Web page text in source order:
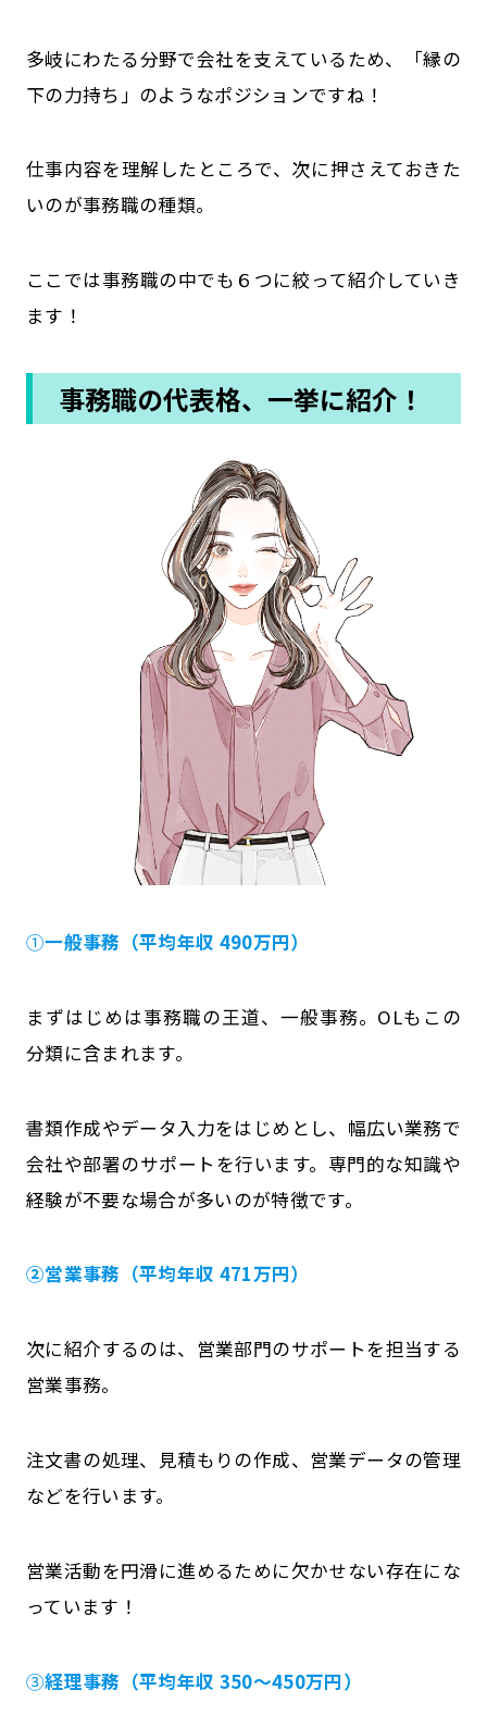
多岐にわたる分野で会社を支えているため、「縁の
下の力持ち」のようなポジションですね！
仕事内容を理解したところで、次に押さえておきた
いのが事務職の種類。
ここでは事務職の中でも６つに絞って紹介していき
ます！
事務職の代表格、一挙に紹介！
①一般事務（平均年収 490万円）
まずはじめは事務職の王道、一般事務。OLもこの
分類に含まれます。
書類作成やデータ入力をはじめとし、幅広い業務で
会社や部署のサポートを行います。専門的な知識や
経験が不要な場合が多いのが特徴です。
②営業事務（平均年収 471万円）
次に紹介するのは、営業部門のサポートを担当する
営業事務。
注文書の処理、見積もりの作成、営業データの管理
などを行います。
営業活動を円滑に進めるために欠かせない存在にな
っています！
③経理事務（平均年収 350～450万円）